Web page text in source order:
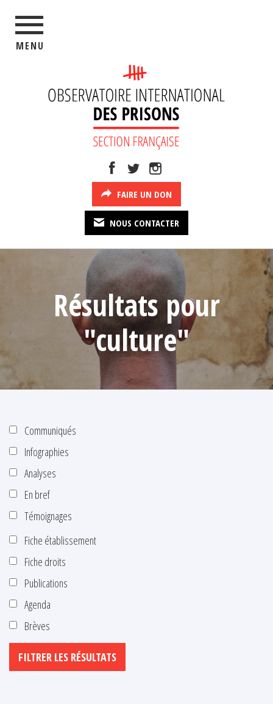
MENU
FAIRE UN DON
NOUS CONTACTER
Résultats pour
"culture"
Communiqués
Infographies
Analyses
En bref
Témoignages
Fiche établissement
Fiche droits
Publications
Agenda
Brèves